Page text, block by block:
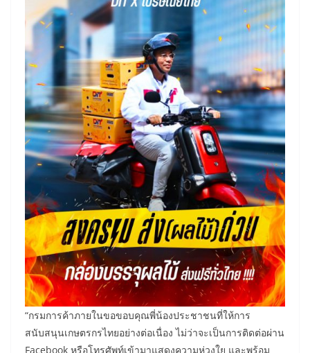
“กรมการค้าภายในขอขอบคุณพี่น้องประชาชนที่ให้การ
สนับสนุนเกษตรกรไทยอย่างต่อเนื่อง ไม่ว่าจะเป็นการติดต่อผ่าน
Facebook หรือโทรศัพท์เข้ามาแสดงความห่วงใย และพร้อม